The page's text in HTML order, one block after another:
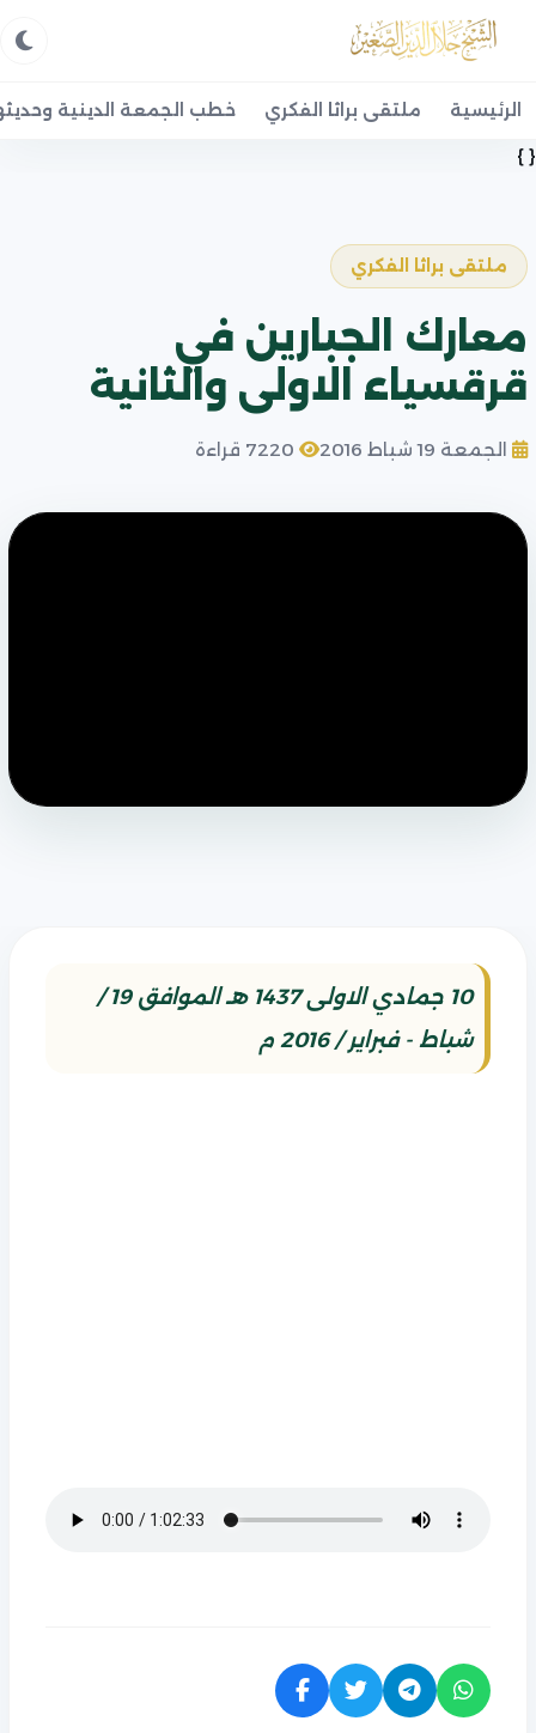
الرئيسية ملتقى براثا الفكري خطب الجمعة الدينية
{ }
ملتقى براثا الفكري
معارك الجبارين في
قرقسياء الاولى والثانية
الجمعة 19 شباط 2016
10 جمادي الاولى 1437 هـ الموافق 19 /
شباط - فبراير / 2016 م